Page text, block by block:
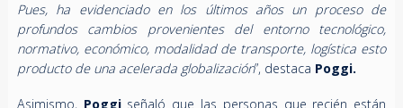
Pues, ha evidenciado en los últimos años un proceso de
profundos cambios provenientes del entorno tecnológico,
normativo, económico, modalidad de transporte, logística esto
producto de una acelerada globalización”, destaca Poggi.
Asimismo, Poggiseñaló que las personas que recién están